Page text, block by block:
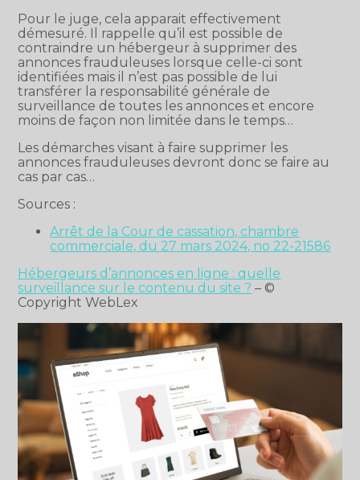
Pour le juge, cela apparait effectivement
démesuré. Il rappelle qu’il est possible de
contraindre un hébergeur à supprimer des
annonces frauduleuses lorsque celle-ci sont
identifiées mais il n’est pas possible de lui
transférer la responsabilité générale de
surveillance de toutes les annonces et encore
moins de façon non limitée dans le temps…
Les démarches visant à faire supprimer les
annonces frauduleuses devront donc se faire au
cas par cas…
Sources :
Arrêt de la Cour de cassation, chambre
commerciale, du 27 mars 2024, no 22-21586
Hébergeurs d’annonces en ligne : quelle
surveillance sur le contenu du site ? – ©
Copyright WebLex